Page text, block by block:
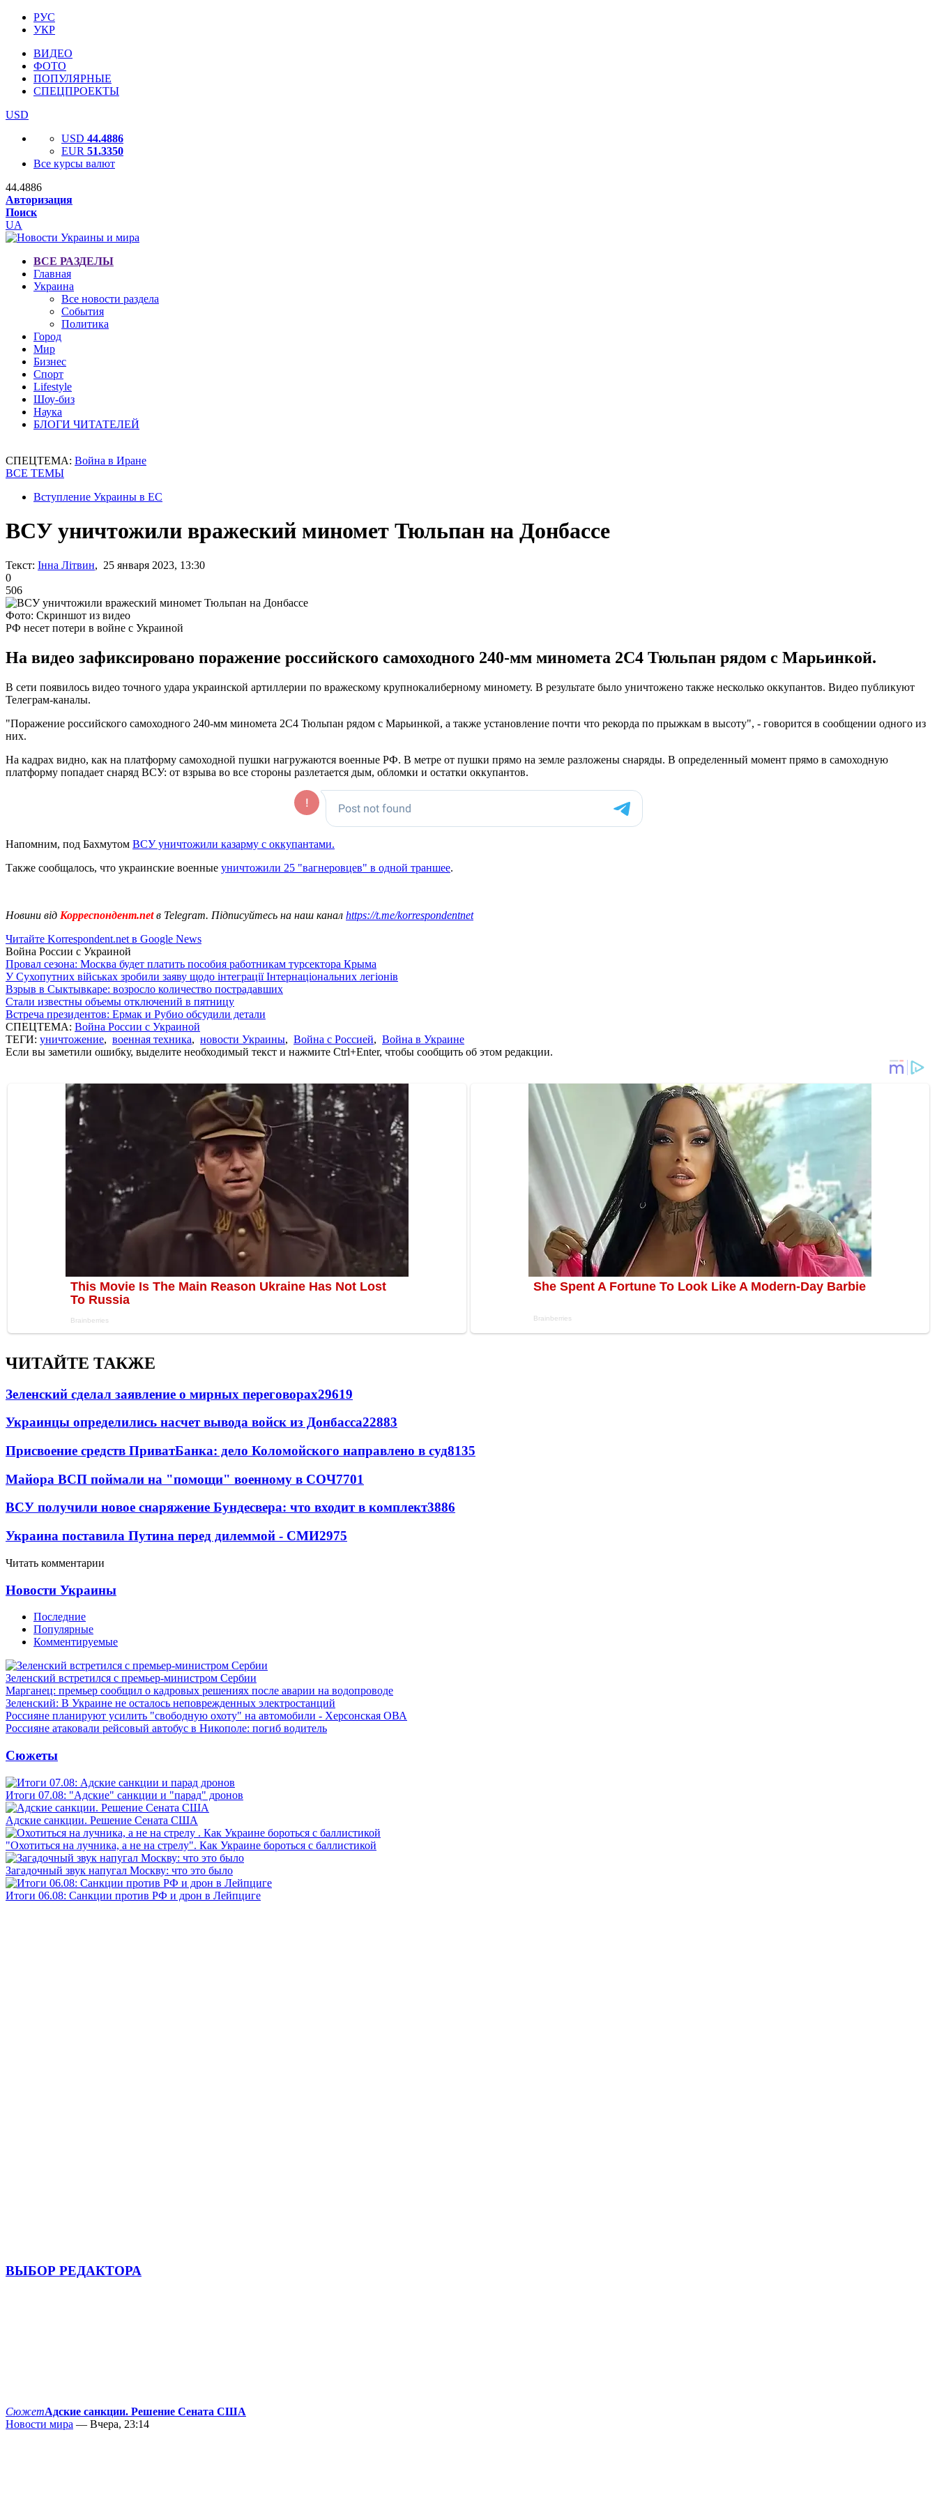
РУС
УКР
ВИДЕО
ФОТО
ПОПУЛЯРНЫЕ
СПЕЦПРОЕКТЫ
USD
USD 44.4886
EUR 51.3350
Все курсы валют
44.4886
Авторизация
Поиск
UA
ВСЕ РАЗДЕЛЫ
Главная
Украина
Все новости раздела
События
Политика
Город
Мир
Бизнес
Спорт
Lifestyle
Шоу-биз
Наука
БЛОГИ ЧИТАТЕЛЕЙ
СПЕЦТЕМА: Война в Иране
ВСЕ ТЕМЫ
Вступление Украины в ЕС
ВСУ уничтожили вражеский миномет Тюльпан на Донбассе
Текст: Інна Літвин, 25 января 2023, 13:30
0
506
Фото: Скриншот из видео
РФ несет потери в войне с Украиной
На видео зафиксировано поражение российского самоходного 240-мм миномета 2С4 Тюльпан рядом с Марьинкой.
В сети появилось видео точного удара украинской артиллерии по вражескому крупнокалиберному миномету. В результате было уничтожено также несколько оккупантов. Видео публикуют
Телеграм-каналы.
"Поражение российского самоходного 240-мм миномета 2С4 Тюльпан рядом с Марьинкой, а также установление почти что рекорда по прыжкам в высоту", - говорится в сообщении одного из
них.
На кадрах видно, как на платформу самоходной пушки нагружаются военные РФ. В метре от пушки прямо на земле разложены снаряды. В определенный момент прямо в самоходную
платформу попадает снаряд ВСУ: от взрыва во все стороны разлетается дым, обломки и остатки оккупантов.
Напомним, под Бахмутом ВСУ уничтожили казарму с оккупантами.
Также сообщалось, что украинские военные уничтожили 25 "вагнеровцев" в одной траншее.
Новини від Корреспондент.netв Telegram. Підписуйтесь на наш канал https://t.me/korrespondentnet
Читайте Korrespondent.net в Google News
Война России с Украиной
Провал сезона: Москва будет платить пособия работникам турсектора Крыма
У Сухопутних військах зробили заяву щодо інтеграції Інтернаціональних легіонів
Взрыв в Сыктывкаре: возросло количество пострадавших
Стали известны объемы отключений в пятницу
Встреча президентов: Ермак и Рубио обсудили детали
СПЕЦТЕМА: Война России с Украиной
ТЕГИ: уничтожение, военная техника, новости Украины, Война с Россией, Война в Украине
Если вы заметили ошибку, выделите необходимый текст и нажмите Ctrl+Enter, чтобы сообщить об этом редакции.
ЧИТАЙТЕ ТАКЖЕ
Зеленский сделал заявление о мирных переговорах29619
Украинцы определились насчет вывода войск из Донбасса22883
Присвоение средств ПриватБанка: дело Коломойского направлено в суд8135
Майора ВСП поймали на "помощи" военному в СОЧ7701
ВСУ получили новое снаряжение Бундесвера: что входит в комплект3886
Украина поставила Путина перед дилеммой - СМИ2975
Читать комментарии
Новости Украины
Последние
Популярные
Комментируемые
Зеленский встретился с премьер-министром Сербии
Марганец: премьер сообщил о кадровых решениях после аварии на водопроводе
Зеленский: В Украине не осталось неповрежденных электростанций
Россияне планируют усилить "свободную охоту" на автомобили - Херсонская ОВА
Россияне атаковали рейсовый автобус в Никополе: погиб водитель
Сюжеты
Итоги 07.08: "Адские" санкции и "парад" дронов
Адские санкции. Решение Сената США
"Охотиться на лучника, а не на стрелу". Как Украине бороться с баллистикой
Загадочный звук напугал Москву: что это было
Итоги 06.08: Санкции против РФ и дрон в Лейпциге
ВЫБОР РЕДАКТОРА
СюжетАдские санкции. Решение Сената США
Новости мира — Вчера, 23:14